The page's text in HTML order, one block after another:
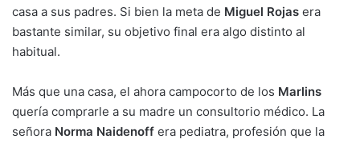
casa a sus padres. Si bien la meta de Miguel Rojas era
bastante similar, su objetivo final era algo distinto al
habitual.
Más que una casa, el ahora campocorto de los Marlins
quería comprarle a su madre un consultorio médico. La
señora Norma Naidenoff era pediatra, profesión que la